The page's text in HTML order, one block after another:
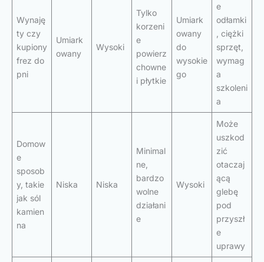
Wynaję
ty czy
kupiony
frez do
pni
Umiark
owany
Wysoki
Tylko
korzeni
e
powierz
chowne
i płytkie
Umiark
owany
do
wysokie
go
e
odłamki
, ciężki
sprzęt,
wymag
a
szkoleni
a
Domow
e
sposob
y, takie
jak sól
kamien
na
Niska Niska
Minimal
ne,
bardzo
wolne
działani
e
Wysoki
Może
uszkod
zić
otaczaj
ącą
glebę
pod
przyszł
e
uprawy